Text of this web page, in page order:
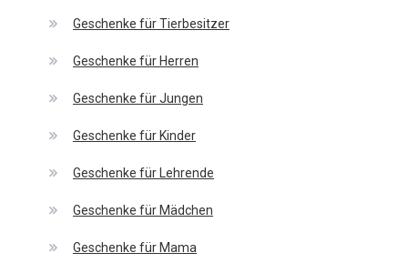
Geschenke für Tierbesitzer
Geschenke für Herren
Geschenke für Jungen
Geschenke für Kinder
Geschenke für Lehrende
Geschenke für Mädchen
Geschenke für Mama